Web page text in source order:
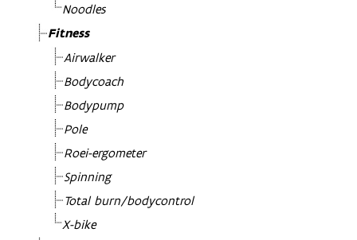
Noodles
Fitness
Airwalker
Bodycoach
Bodypump
Pole
Roei-ergometer
Spinning
Total burn/bodycontrol
X-bike